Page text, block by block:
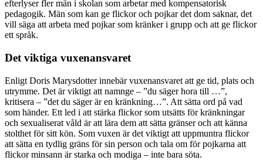
efterlyser fler män i skolan som arbetar med kompensatorisk
pedagogik. Män som kan ge flickor och pojkar det dom saknar, det
vill säga att arbeta med pojkar som kränker i grupp och att ge flickor
ett språk.
Det viktiga vuxenansvaret
Enligt Doris Marysdotter innebär vuxenansvaret att ge tid, plats och
utrymme. Det är viktigt att namnge – ”du säger hora till …”,
kritisera – ”det du säger är en kränkning…”. Att sätta ord på vad
som händer. Ett led i att stärka flickor som utsätts för kränkningar
och sexualiserat våld är att lära dem att sätta gränser och att känna
stolthet för sitt kön. Som vuxen är det viktigt att uppmuntra flickor
att sätta en tydlig gräns för sin person och tala om för pojkarna att
flickor minsann är starka och modiga – inte bara söta.